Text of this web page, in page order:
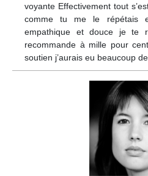
voyante Effectivement tout
comme tu me le répétais
empathique et douce je te
recommande à mille pour
soutien j’aurais eu beaucoup